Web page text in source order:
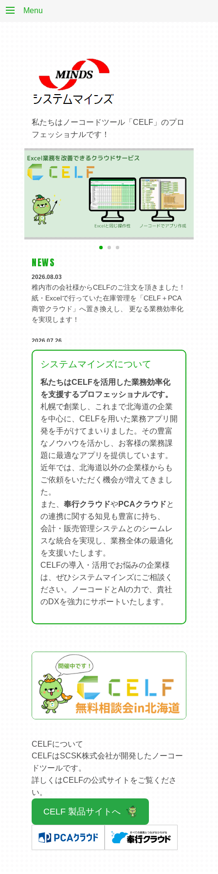
Menu
私たちはノーコードツール「CELF」のプロ
フェッショナルです！
NEWS
2026.08.03
稚内市の会社様からCELFのご注文を頂きました！
紙・Excelで行っていた在庫管理を「CELF＋PCA
商管クラウド」へ置き換えし、 更なる業務効率化
を実現します！
2026.07.26
札幌市内の設備業の会社様からCELFのご注文を頂
きました！ Excelで行っていた売上・仕入・原価管
2026.07.06
札幌市内の会計事務所様からCELFのご注文をいた
だきました。 AIOCR×CELFで業務効率化を実現い
たします！
2026.05.07
函館の企業様からCELFのご注文を頂きました！
奉行クラウド化に伴い、奉行に無い機能をCELFで
実装いたします！
2026.04.30
CELFパートナーネットワーク(CPN)の「アドバン
スドパートナー」に認定されました！ 引き続きご
支援のほどよろしくお願いいたします！
2026.04.30
札幌市内のEC通販の会社様からCELFのご注文を
頂きました！ Excelで行っていた仕入管理をCELF
アプリで構築いたします！
2026.04.30
2026.03.11
新冠町のお客様からCELFのご注文を頂きました。
スクラッチ開発のシステムからのリプレースで、
使い勝手を変えず長く使っていただけるアプリを
構築いたします！
札幌市内のサービス業のお客様からCELFのご注文
を頂きました！ AccessからCELFへのリプレー
ス、またCELFと商奉行をAPIで連携させ、 転記不
要の仕組みを構築いたします！
2025.12.19
札幌市内の協会様からCELFのご注文を頂きまし
た。 スクラッチ開発のシステムからのリプレース
となります。 使い勝手はそのままに安心してクラ
ウドで使用いただけるアプリをご提供します！
システムマインズについて
私たちはCELFを活用した業務効率化
を支援するプロフェッショナルです。
札幌で創業し、これまで北海道の企業
を中心に、CELFを用いた業務アプリ開
発を手がけてまいりました。その豊富
なノウハウを活かし、お客様の業務課
題に最適なアプリを提供しています。
近年では、北海道以外の企業様からも
ご依頼をいただく機会が増えてきまし
た。
また、 奉行クラウドやPCAクラウドと
の連携に関する知見も豊富に持ち、
会計・販売管理システムとのシームレ
スな統合を実現し、業務全体の最適化
を支援いたします。
CELFの導入・活用でお悩みの企業様
は、ぜひシステムマインズにご相談く
ださい。ノーコードとAIの力で、貴社
のDXを強力にサポートいたします。
CELFについて
CELFはSCSK株式会社が開発したノーコー
ドツールです。
詳しくはCELFの公式サイトをご覧くださ
い。
CELF 製品サイトへ